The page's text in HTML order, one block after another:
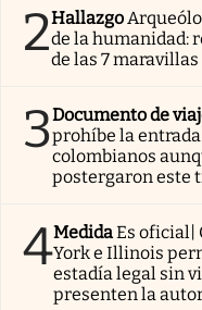
2Hallazgo
de la humanidad:
de las 7
3Documento de
prohíbe la
colombianos
postergaron este
4MedidaEs oficial|
York e Illinois
estadía legal sin
presenten la